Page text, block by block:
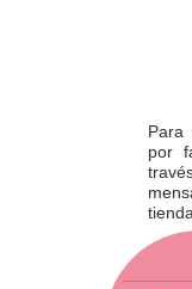
Para
por